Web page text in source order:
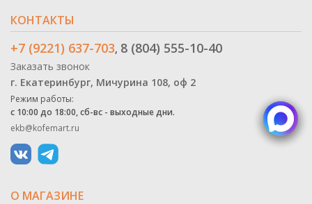
КОНТАКТЫ
+7 (9221) 637-703, 8 (804) 555-10-40
Заказать звонок
г. Екатеринбург, Мичурина 108, оф 2
Режим работы:
с 10:00 до 18:00, сб-вс - выходные дни.
ekb@kofemart.ru
О МАГАЗИНЕ